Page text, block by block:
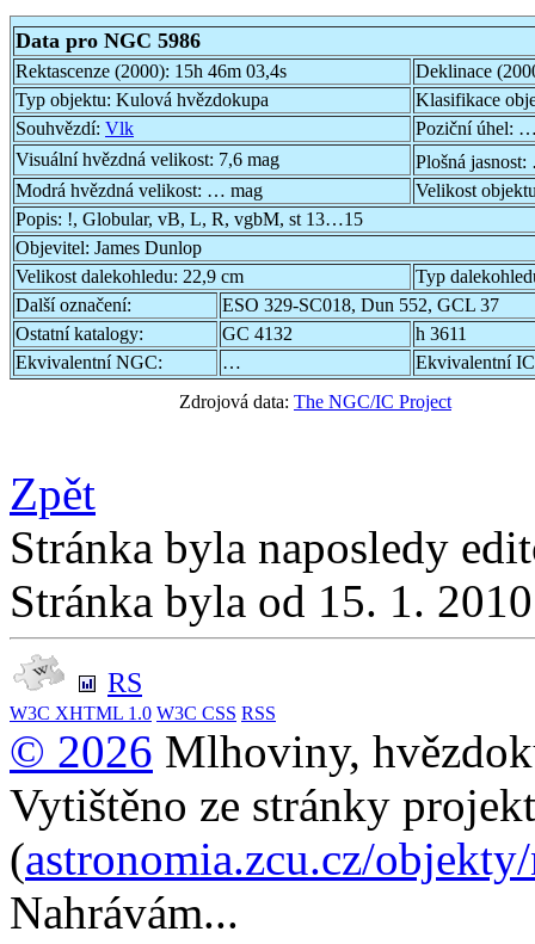
Data pro NGC 5986
Rektascenze (2000): 15h 46m 03,4s
Deklinace
Typ objektu: Kulová hvězdokupa
Klasifikace
Souhvězdí: Vlk Poziční úhel: …
Visuální hvězdná velikost: 7,6 mag Plošná jasnost:
Modrá hvězdná velikost: … mag
Velikost
Popis: !, Globular, vB, L, R, vgbM, st 13…15
Objevitel: James Dunlop
Velikost dalekohledu: 22,9 cm
Typ
Další označení:
ESO 329-SC018, Dun 552, GCL 37
Ostatní katalogy:
GC 4132
h 3611
Ekvivalentní NGC:
…
Ekvivalentní
Zdrojová data: The NGC/IC Project
Zpět
Stránka byla naposledy
Stránka byla od 15. 1.
RS
W3C XHTML 1.0 W3C CSS RSS
© 2026 Mlhoviny,
Vytištěno ze stránky
(astronomia.zcu.cz/
Nahrávám...